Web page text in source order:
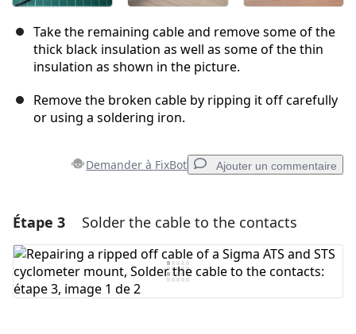
Take the remaining cable and remove some of the
thick black insulation as well as some of the thin
insulation as shown in the picture.
Remove the broken cable by ripping it off carefully
or using a soldering iron.
Demander à FixBot Ajouter un commentaire
Ajouter un commentaire
Ajouter un commentaire
Étape 3 Solder the cable to the contacts